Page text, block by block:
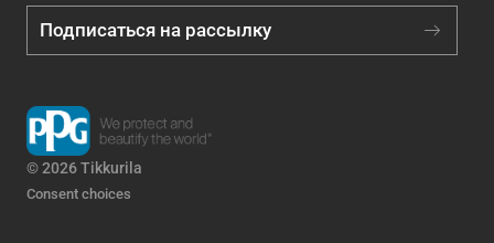
Подписаться на рассылку
© 2026 Tikkurila
Consent choices